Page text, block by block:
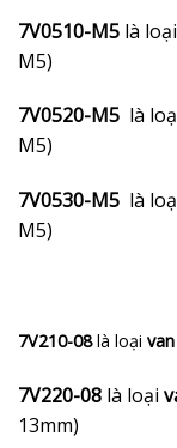
7V0510-M5 là
M5)
7V0520-M5 là
M5)
7V0530-M5 là
M5)
7V210-08là loại
7V220-08 là loại
13mm)